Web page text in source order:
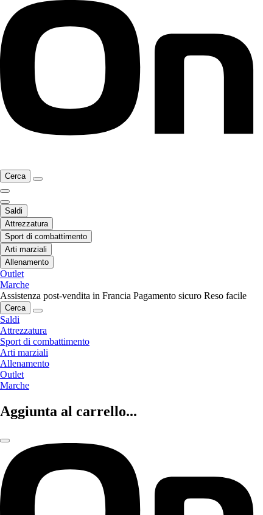
Cerca
Saldi
Attrezzatura
Sport di combattimento
Arti marziali
Allenamento
Outlet
Marche
Assistenza post-vendita in Francia Pagamento sicuro Reso facile
Cerca
Saldi
Attrezzatura
Sport di combattimento
Arti marziali
Allenamento
Outlet
Marche
Aggiunta al carrello...